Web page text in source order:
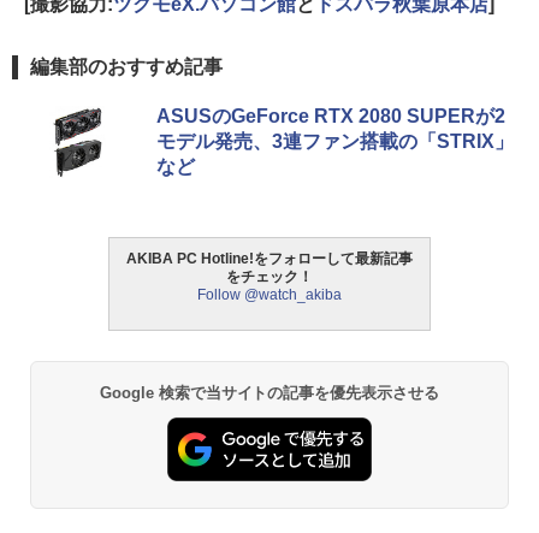
[撮影協力:ツクモeX.パソコン館と ドスパラ秋葉原本店]
編集部のおすすめ記事
ASUSのGeForce RTX 2080 SUPERが2
モデル発売、3連ファン搭載の「STRIX」
など
AKIBA PC Hotline!をフォローして最新記事
をチェック！
Follow @watch_akiba
Google 検索で当サイトの記事を優先表示させる